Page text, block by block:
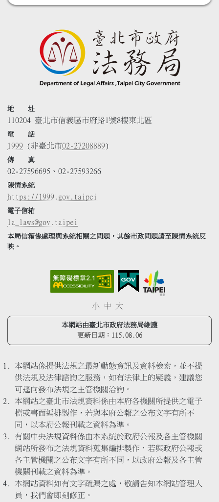
地 址
110204 臺北市信義區市府路1號8樓東北區
電 話
1999 (非臺北市02-27208889)
傳 真
02-27596695、02-27593266
陳情系統
https://1999.gov.taipei
電子信箱
la_laws@gov.taipei
本局信箱係處理與系統相關之問題，其餘市政問題請至陳情系統反
映。
小 中 大
本網站由臺北市政府法務局維護
更新日期： 115.08.06
本網站係提供法規之最新動態資訊及資料檢索，並不提
供法規及法律諮詢之服務，如有法律上的疑義，建議您
可逕向發布法規之主管機關洽詢。
本網站之臺北市法規資料係由本府各機關所提供之電子
檔或書面編排製作，若與本府公報之公布文字有所不
同，以本府公報刊載之資料為準。
有關中央法規資料係由本系統於政府公報及各主管機關
網站所發布之法規資料蒐集編排製作，若與政府公報或
各主管機關之公布文字有所不同，以政府公報及各主管
機關刊載之資料為準。
本網站資料如有文字疏漏之處，敬請告知本網站管理人
員，我們會即刻修正。